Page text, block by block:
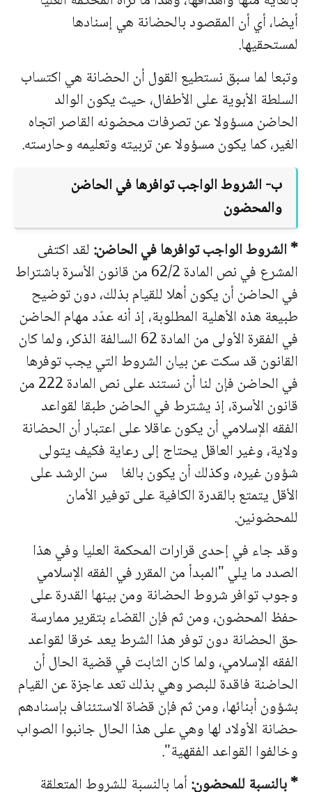
أيضا، أي أن المقصود بالحضانة هي إسنادها
لمستحقيها.
وتبعا لما سبق نستطيع القول أن الحضانة هي اكتساب
السلطة الأبوية على الأطفال، حيث يكون الوالد
الحاضن مسؤولا عن تصرفات محضونه القاصر اتجاه
الغير، كما يكون مسؤولا عن تربيته وتعليمه وحارسته.
ب‌- الشروط الواجب توافرها في الحاضن
والمحضون
* الشروط الواجب توافرها في الحاضن: لقد اكتفى
المشرع في نص المادة 62/2 من قانون الأسرة باشتراط
في الحاضن أن يكون أهلا للقيام بذلك، دون توضيح
طبيعة هذه الأهلية المطلوبة، إذ أنه عدّد مهام الحاضن
في الفقرة الأولى من المادة 62 السالفة الذكر، ولما كان
القانون قد سكت عن بيان الشروط التي يجب توفرها
في الحاضن فإن لنا أن نستند على نص المادة 222 من
قانون الأسرة، إذ يشترط في الحاضن طبقا لقواعد
الفقه الإسلامي أن يكون عاقلا على اعتبار أن الحضانة
ولاية، وغير العاقل يحتاج إلى رعاية فكيف يتولى
شؤون غيره، وكذلك أن يكون بالغا سن الرشد على
الأقل يتمتع بالقدرة الكافية على توفير الأمان
للمحضونين.
وقد جاء في إحدى قرارات المحكمة العليا وفي هذا
الصدد ما يلي "المبدأ من المقرر في الفقه الإسلامي
وجوب توافر شروط الحضانة ومن بينها القدرة على
حفظ المحضون، ومن ثم فإن القضاء بتقرير ممارسة
حق الحضانة دون توفر هذا الشرط يعد خرقا لقواعد
الفقه الإسلامي، ولما كان الثابت في قضية الحال أن
الحاضنة فاقدة للبصر وهي بذلك تعد عاجزة عن القيام
بشؤون أبنائها، ومن ثم فإن قضاة الاستئناف بإسنادهم
حضانة الأولاد لها وهي على هذا الحال جانبوا الصواب
وخالفوا القواعد الفقهية".
* بالنسبة للمحضون:أما بالنسبة للشروط المتعلقة